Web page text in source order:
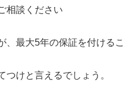
相談ください
、最大5年の保証を付けるこ
けと言えるでしょう。